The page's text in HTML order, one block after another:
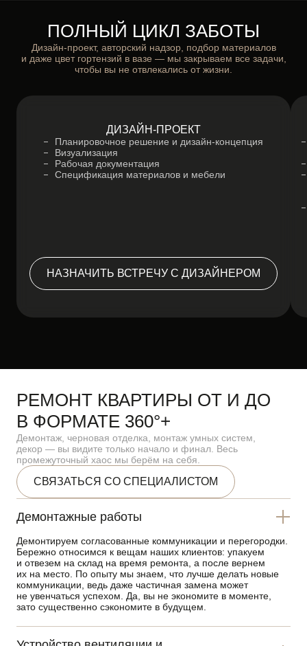
ПОЛНЫЙ ЦИКЛ ЗАБОТЫ
Дизайн-проект, авторский надзор, подбор материалов
и даже цвет гортензий в вазе — мы закрываем все задачи,
чтобы вы не отвлекались от жизни.
ДИЗАЙН-ПРОЕКТ
Планировочное решение и дизайн-концепция
Визуализация
Рабочая документация
Спецификация материалов и мебели
НАЗНАЧИТЬ ВСТРЕЧУ С ДИЗАЙНЕРОМ
Демонтажные работы
Демонтируем согласованные коммуникации и перегородки.
Бережно относимся к вещам наших клиентов: упакуем
и отвезем на склад на время ремонта, а после вернем
их на место. По опыту мы знаем, что лучше делать новые
коммуникации, ведь даже частичная замена может
не увенчаться успехом. Да, вы не экономите в моменте,
зато существенно сэкономите в будущем.
РЕМОНТ КВАРТИРЫ ОТ И ДО
В ФОРМАТЕ 360°+
Демонтаж, черновая отделка, монтаж умных систем,
декор — вы видите только начало и финал. Весь
промежуточный хаос мы берём на себя.
СВЯЗАТЬСЯ СО СПЕЦИАЛИСТОМ